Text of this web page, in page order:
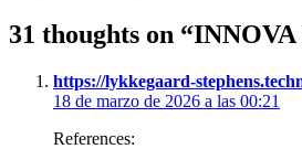
31 thoughts on “
https://lykkegaard-
18 de marzo de 2026 a las 00:21
References: